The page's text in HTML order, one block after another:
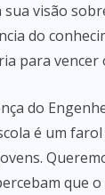
sua visão
do
para vencer
do
é um
que